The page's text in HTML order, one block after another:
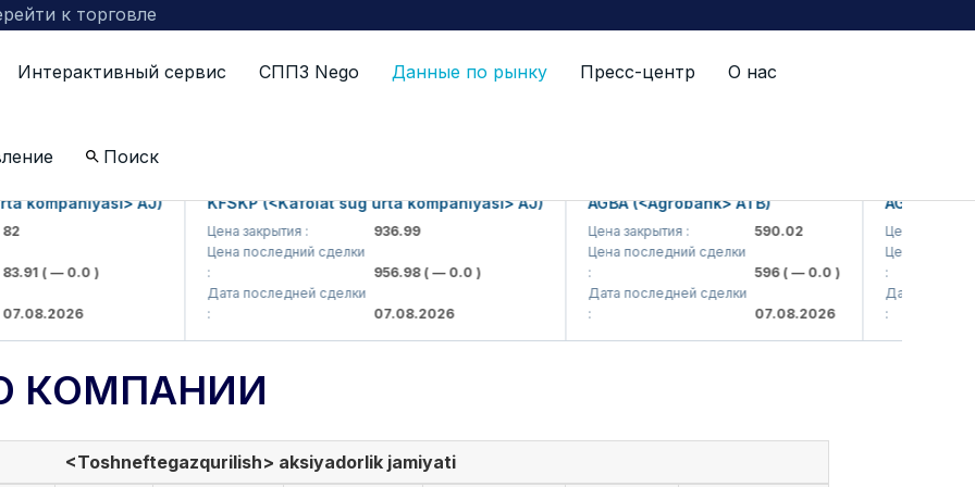
к торговле
Интерактивный сервис СППЗ Nego Данные по рынку Пресс-центр О нас
Поиск
AJ)
( — 0.0 )
KFSKP (<Kafolat sug'urta kompaniyasi> AJ)
Цена закрытия :
936.99
Цена последний сделки
956.98( — 0.0 )
Дата последней сделки
07.08.2026
AGBA (<Agrobank> ATB)
Цена закрытия :
590.02
Цена последний сделки
596( — 0.0 )
Дата последней сделки
07.08.2026
AGBAP
Цена закрытия :
Цена
Дата
КОМПАНИИ
<Toshneftegazqurilish> aksiyadorlik jamiyati